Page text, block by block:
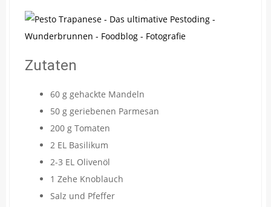
Zutaten
60 g gehackte Mandeln
50 g geriebenen Parmesan
200 g Tomaten
2 EL Basilikum
2-3 EL Olivenöl
1 Zehe Knoblauch
Salz und Pfeffer